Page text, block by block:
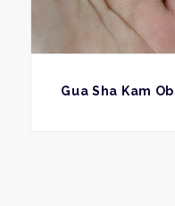
BEKIJK
Gua Sha Kam